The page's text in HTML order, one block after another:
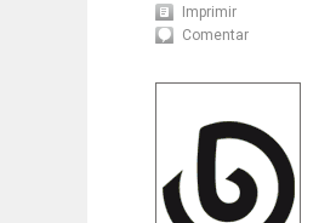
Imprimir
Comentar